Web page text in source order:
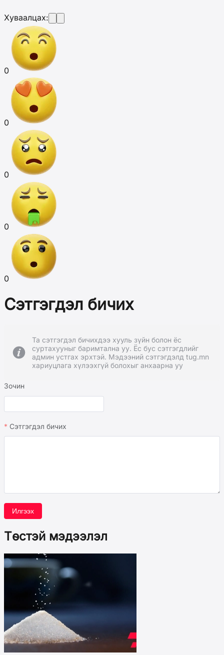
Хуваалцах:
0
0
0
0
0
Сэтгэгдэл бичих
Та сэтгэгдэл бичихдээ хууль зүйн болон ёс
суртахууныг баримтална уу. Ёс бус сэтгэгдлийг
админ устгах эрхтэй. Мэдээний сэтгэгдэлд tug.mn
хариуцлага хүлээхгүй болохыг анхаарна уу
Зочин
Сэтгэгдэл бичих
Илгээх
Төстэй мэдээлэл